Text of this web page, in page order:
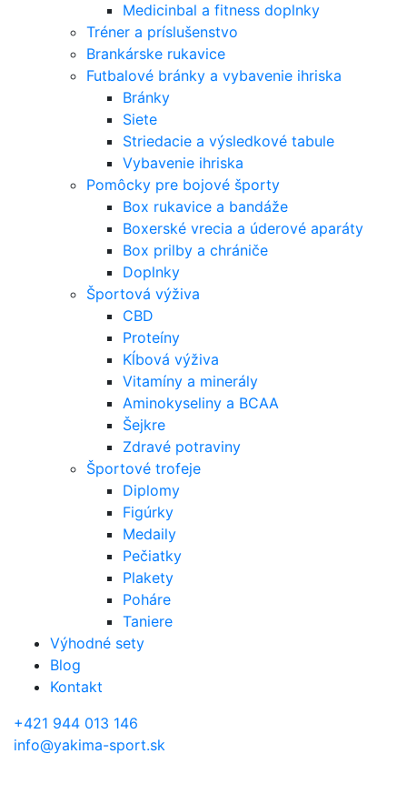
Medicinbal a fitness doplnky
Tréner a príslušenstvo
Brankárske rukavice
Futbalové bránky a vybavenie ihriska
Bránky
Siete
Striedacie a výsledkové tabule
Vybavenie ihriska
Pomôcky pre bojové športy
Box rukavice a bandáže
Boxerské vrecia a úderové aparáty
Box prilby a chrániče
Doplnky
Športová výživa
CBD
Proteíny
Kĺbová výživa
Vitamíny a minerály
Aminokyseliny a BCAA
Šejkre
Zdravé potraviny
Športové trofeje
Diplomy
Figúrky
Medaily
Pečiatky
Plakety
Poháre
Taniere
Výhodné sety
Blog
Kontakt
+421 944 013 146
info@yakima-sport.sk